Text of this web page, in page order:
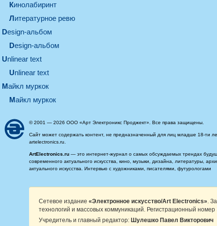
кинолабиринт
литературное ревю
design-альбом
design-альбом
unlinear text
Unlinear text
майкл муркок
майкл муркок
© 2001 — 2026 ООО «Арт Электроникс Проджект». Все права защищены.
Сайт может содержать контент, не предназначенный для лиц младше 18-ти
artelectronics.ru.
ArtElectronics.ru — это интернет-журнал о самых обсуждаемых трендах
современного актуального искусства, кино, музыки, дизайна, литературы,
актуального искусства. Интервью с художниками, писателями, футурологами
Сетевое издание «Электронное искусство/Art Electronics» .
технологий и массовых коммуникаций. Регистрационный
Учредитель и главный редактор: Шулешко Павел Викторович